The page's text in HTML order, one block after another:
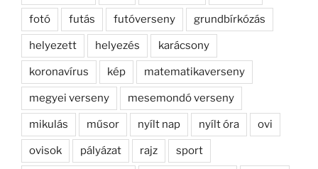
fotó futás futóverseny grundbírkózás
helyezett helyezés karácsony
koronavírus kép matematikaverseny
megyei verseny mesemondó verseny
mikulás műsor nyílt nap nyílt óra ovi
ovisok pályázat rajz sport